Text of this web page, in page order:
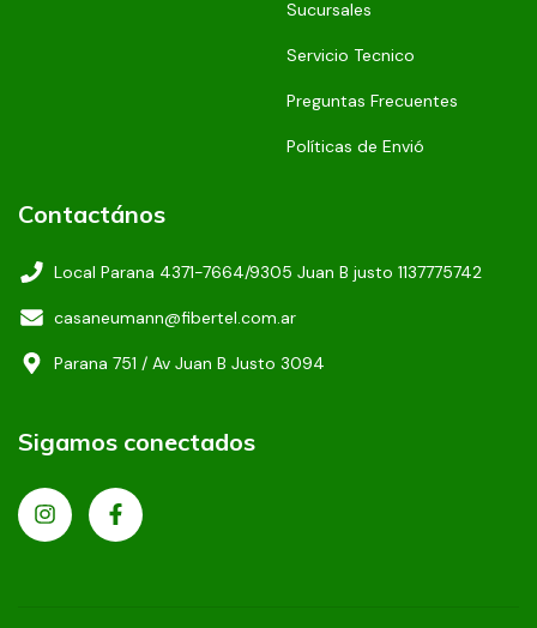
Sucursales
Servicio Tecnico
Preguntas Frecuentes
Políticas de Envió
Contactános
Local Parana 4371-7664/9305 Juan B justo 1137775742
casaneumann@fibertel.com.ar
Parana 751 / Av Juan B Justo 3094
Sigamos conectados